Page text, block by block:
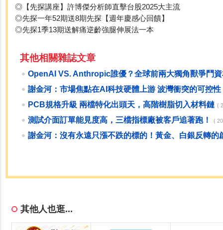
◎【先探講座】許博傑分析師直擊台股2025大主流
◎先探一年52期送8期先探【週年慶感心回饋】
◎先探1季13期送解痛逆齡強腿伸展法一本
其他相關雜誌文章
OpenAI VS. Anthropic誰優？全球前兩大獨角獸爭鬥
謝金河：市場焦點在AI科技硬體上游 波灣衝突的可控性
PCB規格升級 兩檔特化出頭天，高階樹脂切入材料鏈 (
測試介面訂單能見度高，三檔指標廠被客戶追著跑！ (
謝金河：沒有永遠只漲不跌的標的！黃金、白銀反轉的
其他人也逛...